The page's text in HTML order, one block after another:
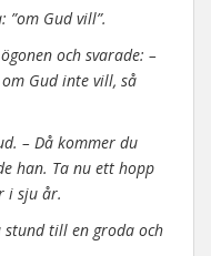
”om Gud vill”.
och svarade: –
Gud inte vill, så
– Då kommer du
han. Ta nu ett hopp
i sju år.
stund till en groda och